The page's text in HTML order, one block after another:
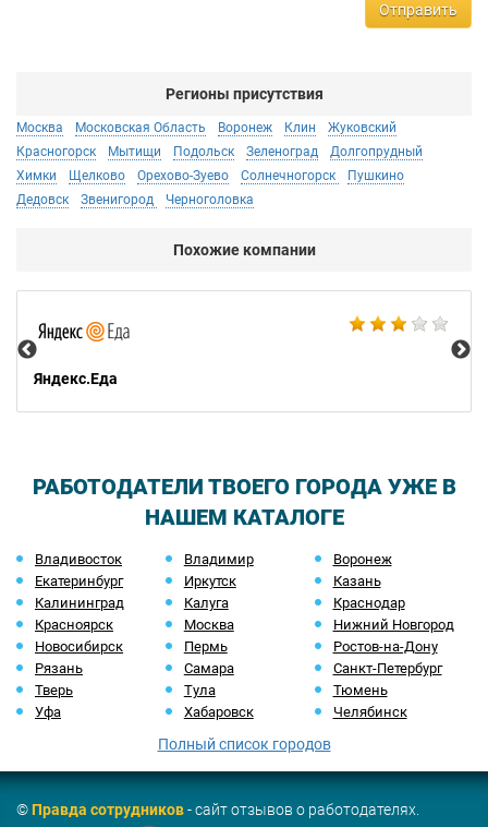
Отправить
Регионы присутствия
Москва Московская Область Воронеж Клин
Жуковский
Красногорск
Мытищи Подольск Зеленоград
Долгопрудный
Химки
Щелково Орехово-Зуево Солнечногорск
Пушкино
Дедовск
Звенигород Черноголовка
Похожие компании
Яндекс.Еда
РАБОТОДАТЕЛИ ТВОЕГО ГОРОДА УЖЕ В
НАШЕМ КАТАЛОГЕ
Владивосток Владимир
Воронеж
Екатеринбург
Иркутск
Казань
Калининград
Калуга
Краснодар
Красноярск
Москва
Нижний Новгород
Новосибирск
Пермь
Ростов-на-Дону
Рязань
Самара
Санкт-Петербург
Тверь
Тула
Тюмень
Уфа
Хабаровск Челябинск
Полный список городов
©Правда сотрудников- сайт отзывов о работодателях.